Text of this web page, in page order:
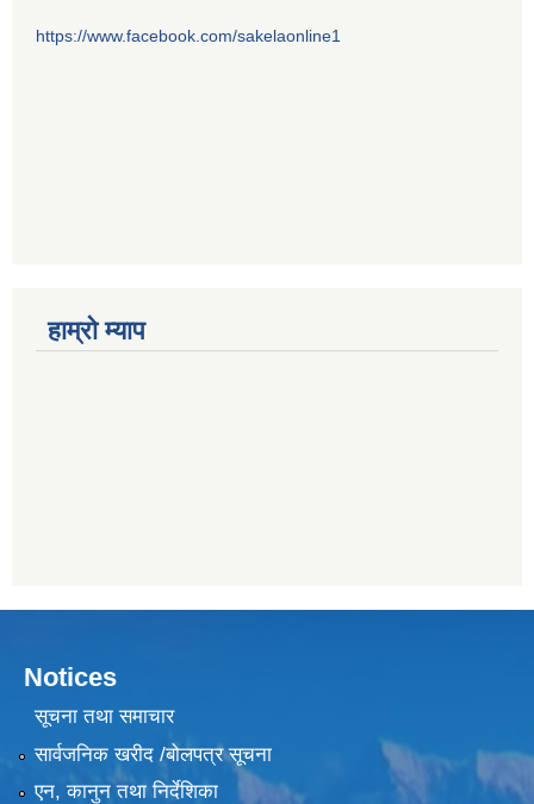
https://www.facebook.com/sakelaonline1
हाम्राे म्याप
Notices
सूचना तथा समाचार
सार्वजनिक खरीद /बोलपत्र सूचना
एन, कानुन तथा निर्देशिका